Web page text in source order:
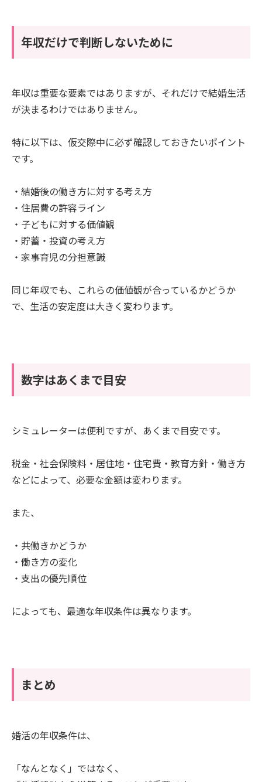
年収だけで判断しないために
年収は重要な要素ではありますが、それだけで結婚生活
が決まるわけではありません。
特に以下は、仮交際中に必ず確認しておきたいポイント
です。
・結婚後の働き方に対する考え方
・住居費の許容ライン
・子どもに対する価値観
・貯蓄・投資の考え方
・家事育児の分担意識
同じ年収でも、これらの価値観が合っているかどうか
で、生活の安定度は大きく変わります。
数字はあくまで目安
シミュレーターは便利ですが、あくまで目安です。
税金・社会保険料・居住地・住宅費・教育方針・働き方
などによって、必要な金額は変わります。
また、
・共働きかどうか
・働き方の変化
・支出の優先順位
によっても、最適な年収条件は異なります。
まとめ
婚活の年収条件は、
「なんとなく」ではなく、